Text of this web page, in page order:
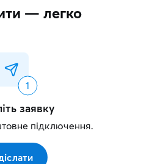
— легко
заявку
підключення.